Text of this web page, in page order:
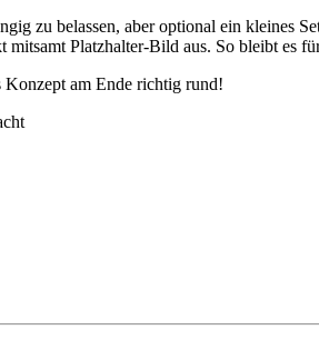
zu belassen, aber optional ein
Platzhalter-Bild aus. So bleibt es
am Ende richtig rund!